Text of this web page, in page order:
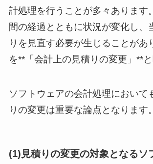
計処理を行うことが多々あります
間の経過とともに状況が変化し、
りを見直す必要が生じることがあ
を**「会計上の見積りの変更」**と
ソフトウェアの会計処理において
りの変更は重要な論点となります。
(1)見積りの変更の対象となるソ